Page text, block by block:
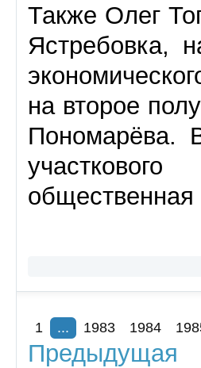
Также Олег
Ястребовка,
на второе
Пономарёва.
общественная
1 ... 1983 1984
Предыдущая